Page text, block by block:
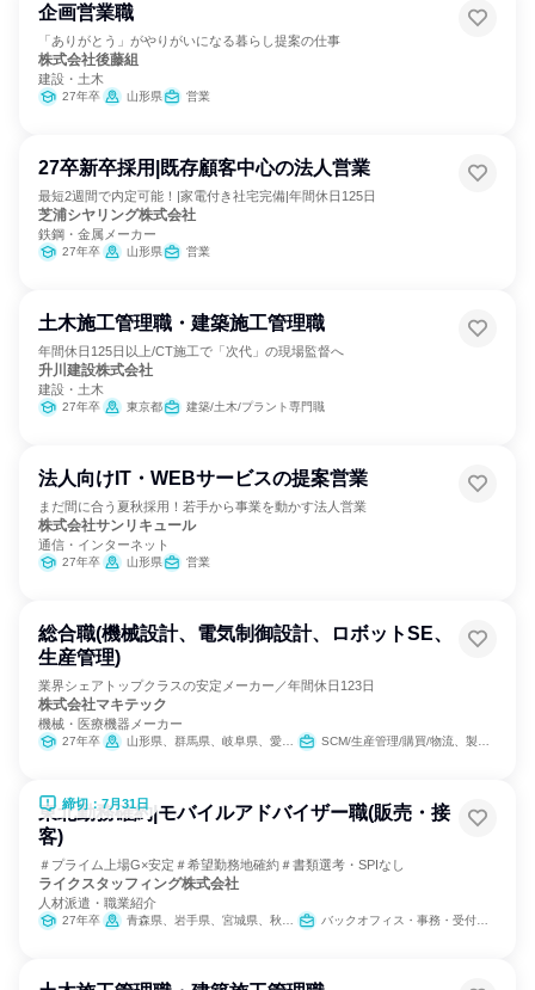
企画営業職
「ありがとう」がやりがいになる暮らし提案の仕事
株式会社後藤組
建設・土木
27年卒 山形県 営業
27卒新卒採用|既存顧客中心の法人営業
最短2週間で内定可能！|家電付き社宅完備|年間休日125日
芝浦シヤリング株式会社
鉄鋼・金属メーカー
27年卒 山形県 営業
土木施工管理職・建築施工管理職
年間休日125日以上/CT施工で「次代」の現場監督へ
升川建設株式会社
建設・土木
27年卒 東京都 建築/土木/プラント専門職
法人向けIT・WEBサービスの提案営業
まだ間に合う夏秋採用！若手から事業を動かす法人営業
株式会社サンリキュール
通信・インターネット
27年卒 山形県 営業
総合職(機械設計、電気制御設計、ロボットSE、
生産管理)
業界シェアトップクラスの安定メーカー／年間休日123日
株式会社マキテック
機械・医療機器メーカー
27年卒 山形県、群馬県、岐阜県、愛知県、三重県、香川県、福岡県 SCM/生産管理/購買/物流、製造・生産工程、IT
締切：7月31日
東北勤務確約|モバイルアドバイザー職(販売・接
客)
＃プライム上場G×安定＃希望勤務地確約＃書類選考・SPIなし
ライクスタッフィング株式会社
人材派遣・職業紹介
27年卒 青森県、岩手県、宮城県、秋田県、山形県、福島県 バックオフィス・事務・受付、IT、営業、サービス/接客、小売販売/流通、医療/福祉専門職、SCM/生産管理/購買/物流、人事、広報/IR、建築/土木/プラント専門職、カスタマーサポート/コールセンター